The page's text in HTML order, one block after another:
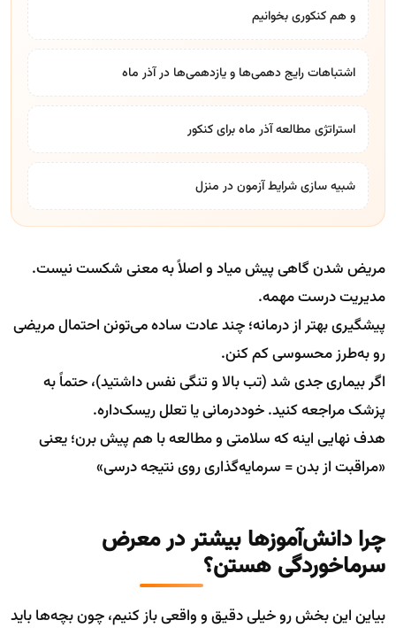
و هم کنکوری بخوانیم
اشتباهات رایج دهمی‌ها و یازدهمی‌ها در آذر ماه
استراتژی مطالعه آذر ماه برای کنکور
شبیه سازی شرایط آزمون در منزل
مریض شدن گاهی پیش میاد و اصلاً به معنی شکست نیست.
مدیریت درست مهمه.
پیشگیری بهتر از درمانه؛ چند عادت ساده می‌تونن احتمال مریضی
رو به‌طرز محسوسی کم کنن.
اگر بیماری جدی شد (تب بالا و تنگی نفس داشتید)، حتماً به
پزشک مراجعه کنید. خوددرمانی یا تعلل ریسک‌داره.
هدف نهایی اینه که سلامتی و مطالعه با هم پیش برن؛ یعنی
«مراقبت از بدن = سرمایه‌گذاری روی نتیجه درسی»
چرا دانش‌آموزها بیشتر در معرض
سرماخوردگی هستن؟
بیاین این بخش رو خیلی دقیق و واقعی باز کنیم، چون بچه‌ها باید